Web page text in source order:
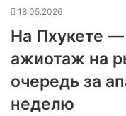
18.05.2026
На Пхукете
ажиотаж на
очередь за
неделю